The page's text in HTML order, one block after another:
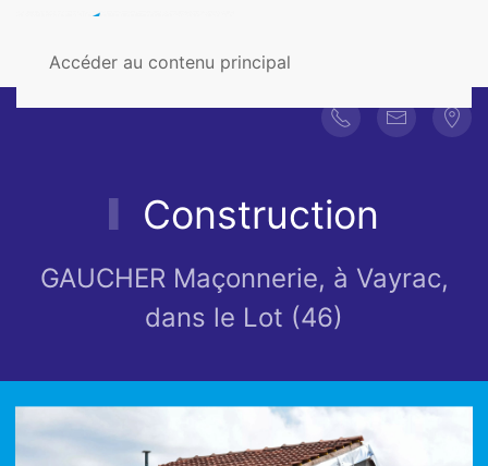
Accéder au contenu principal
Construction
GAUCHER Maçonnerie, à Vayrac,
dans le Lot (46)